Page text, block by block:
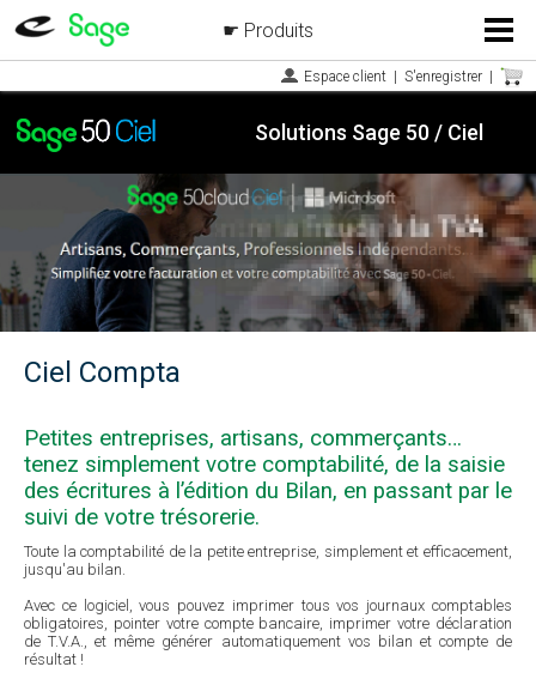
Menu
Espace client S'enregistrer
Solutions Sage 50 / Ciel
Ciel Compta
Produits
Petites entreprises, artisans, commerçants…
tenez simplement votre comptabilité, de la saisie
des écritures à l’édition du Bilan, en passant par le
suivi de votre trésorerie.
Toute la comptabilité de la petite entreprise, simplement et efficacement,
jusqu'au bilan.
Avec ce logiciel, vous pouvez imprimer tous vos journaux comptables
obligatoires, pointer votre compte bancaire, imprimer votre déclaration
de T.V.A., et même générer automatiquement vos bilan et compte de
résultat !